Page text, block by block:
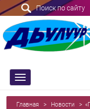
Поиск по сайту
trk
Главная > Новости >